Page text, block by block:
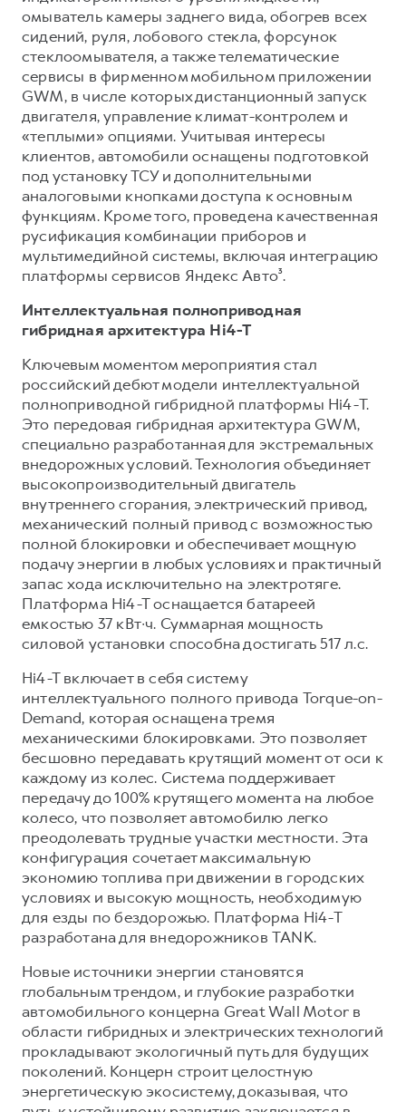
омыватель камеры заднего вида, обогрев всех
сидений, руля, лобового стекла, форсунок
стеклоомывателя, а также телематические
сервисы в фирменном мобильном приложении
GWM, в числе которых дистанционный запуск
двигателя, управление климат-контролем и
«теплыми» опциями. Учитывая интересы
клиентов, автомобили оснащены подготовкой
под установку ТСУ и дополнительными
аналоговыми кнопками доступа к основным
функциям. Кроме того, проведена качественная
русификация комбинации приборов и
мультимедийной системы, включая интеграцию
платформы сервисов Яндекс Авто³.
Интеллектуальная полноприводная
гибридная архитектура Hi4-T
Ключевым моментом мероприятия стал
российский дебют модели интеллектуальной
полноприводной гибридной платформы Hi4-Т.
Это передовая гибридная архитектура GWM,
специально разработанная для экстремальных
внедорожных условий. Технология объединяет
высокопроизводительный двигатель
внутреннего сгорания, электрический привод,
механический полный привод с возможностью
полной блокировки и обеспечивает мощную
подачу энергии в любых условиях и практичный
запас хода исключительно на электротяге.
Платформа Hi4-T оснащается батареей
емкостью 37 кВт∙ч. Суммарная мощность
силовой установки способна достигать 517 л.с.
Hi4-T включает в себя систему
интеллектуального полного привода Torque-on-
Demand, которая оснащена тремя
механическими блокировками. Это позволяет
бесшовно передавать крутящий момент от оси к
каждому из колес. Система поддерживает
передачу до 100% крутящего момента на любое
колесо, что позволяет автомобилю легко
преодолевать трудные участки местности. Эта
конфигурация сочетает максимальную
экономию топлива при движении в городских
условиях и высокую мощность, необходимую
для езды по бездорожью. Платформа Hi4-T
разработана для внедорожников TANK.
Новые источники энергии становятся
глобальным трендом, и глубокие разработки
автомобильного концерна Great Wall Motor в
области гибридных и электрических технологий
прокладывают экологичный путь для будущих
поколений. Концерн строит целостную
энергетическую экосистему, доказывая, что